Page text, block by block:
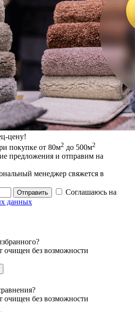
цену!
покупке от 80м2 до 500м2
предложения и отправим на
менеджер свяжется в
Отправить
Соглашаюсь на
данных
очищен без возможности
очищен без возможности